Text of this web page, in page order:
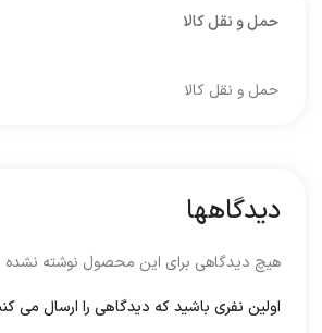
حمل و نقل کالا
حمل و نقل کالا
دیدگاهها
هیچ دیدگاهی برای این محصول نوشته
اولین نفری باشید که دیدگاهی را ارسال می